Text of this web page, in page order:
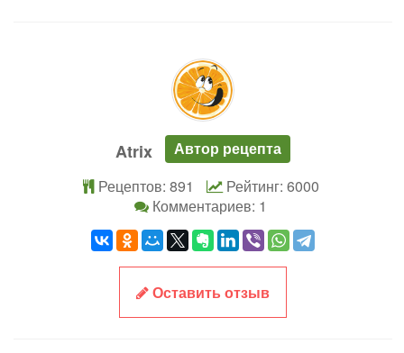
Atrix
Автор рецепта
Рецептов: 891
Рейтинг: 6000
Комментариев: 1
Оставить отзыв